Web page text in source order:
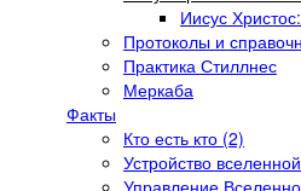
Иисус
Протоколы и
Практика Стиллнес
Меркаба
Факты
Кто есть кто (2)
Устройство
Управление